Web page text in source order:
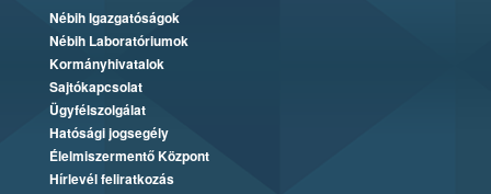
Nébih Igazgatóságok
Nébih Laboratóriumok
Kormányhivatalok
Sajtókapcsolat
Ügyfélszolgálat
Hatósági jogsegély
Élelmiszermentő Központ
Hírlevél feliratkozás